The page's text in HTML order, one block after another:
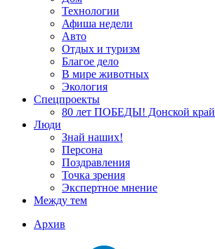
Технологии
Афиша недели
Авто
Отдых и туризм
Благое дело
В мире животных
Экология
Спецпроекты
80 лет ПОБЕДЫ! Донской край
Люди
Знай наших!
Персона
Поздравления
Точка зрения
Экспертное мнение
Между тем
Архив